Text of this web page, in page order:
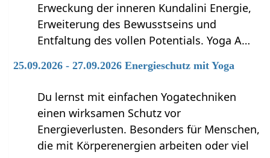
Erweckung der inneren Kundalini Energie,
Erweiterung des Bewusstseins und
Entfaltung des vollen Potentials. Yoga A…
25.09.2026 - 27.09.2026 Energieschutz mit Yoga
Du lernst mit einfachen Yogatechniken
einen wirksamen Schutz vor
Energieverlusten. Besonders für Menschen,
die mit Körperenergien arbeiten oder viel